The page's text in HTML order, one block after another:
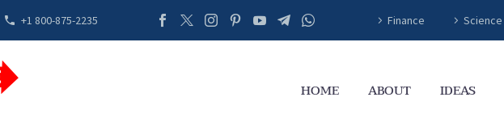
+1 800-875-2235 Finance Science
HOME ABOUT IDEAS